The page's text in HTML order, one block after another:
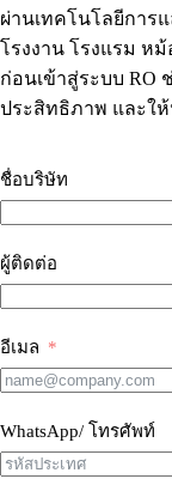
ผ่านเทคโนโลยีการ
โรงงาน โรงแรม ห
ก่อนเข้าสู่ระบบ RO
ประสิทธิภาพ และใ
ชื่อบริษัท
ผู้ติดต่อ
อีเมล
WhatsApp/ โทรศัพท์